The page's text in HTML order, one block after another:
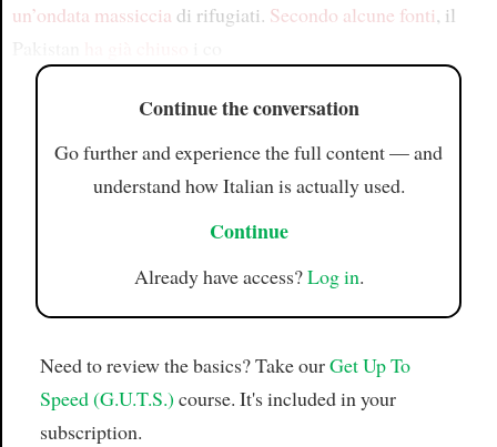
un’ondata massiccia di rifugiati. Secondo alcune fonti, il
Continue the conversation
Go further and experience the full content — and
understand how Italian is actually used.
Continue
Already have access?Log in.
Need to review the basics? Take ourGet Up To
Speed (G.U.T.S.) course. It's included in your
subscription.